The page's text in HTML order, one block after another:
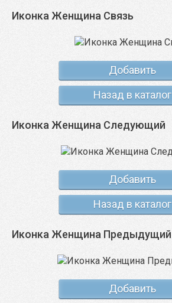
Иконка Женщина Связь
Добавить
Назад в каталог
Иконка Женщина Следующий
Добавить
Назад в каталог
Иконка Женщина Предыдущий
Добавить